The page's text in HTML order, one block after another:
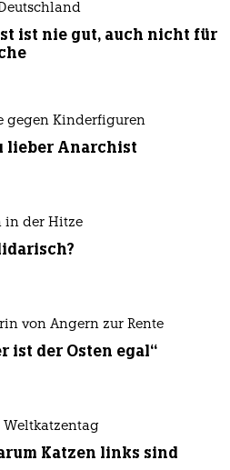
ist nie gut, auch nicht für
gegen Kinderfiguren
lieber Anarchist
in der Hitze
von Angern zur Rente
ist der Osten egal“
Katzen links sind